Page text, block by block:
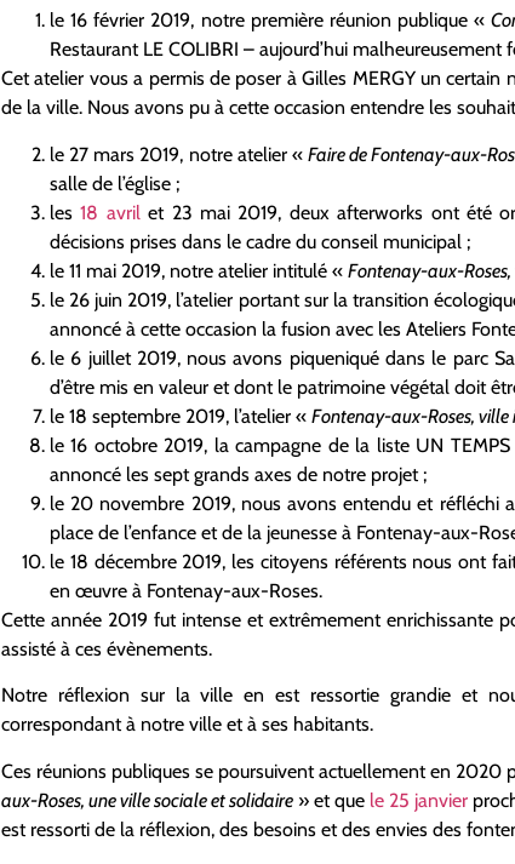
le 16 février 2019, notre première réunion publique «
Restaurant LE COLIBRI – aujourd’hui malheureusement
Cet atelier vous a permis de poser à Gilles MERGY un
de la ville. Nous avons pu à cette occasion entendre les
le 27 mars 2019, notre atelier «Faire de Fontenay-aux-
salle de l’église ;
les18 avrilet 23 mai 2019, deux afterworks ont été
décisions prises dans le cadre du conseil municipal ;
le 11 mai 2019, notre atelier intitulé « Fontenay-aux-
le 26 juin 2019, l’atelier portant sur la transition
annoncé à cette occasion la fusion avec les Ateliers
le 6 juillet 2019, nous avons piqueniqué dans le parc
d’être mis en valeur et dont le patrimoine végétal doit
le 18 septembre 2019, l’atelier « Fontenay-aux-Roses,
le 16 octobre 2019, la campagne de la liste UN
annoncé les sept grands axes de notre projet ;
le 20 novembre 2019, nous avons entendu et réfléchi
place de l’enfance et de la jeunesse à Fontenay-aux-
le 18 décembre 2019, les citoyens référents nous ont
en œuvre à Fontenay-aux-Roses.
Cette année 2019 fut intense et extrêmement enrichissante
assisté à ces évènements.
Notre réflexion sur la ville en est ressortie grandie et
correspondant à notre ville et à ses habitants.
Ces réunions publiques se poursuivent actuellement en 2020
aux-Roses, une ville sociale et solidaire » et que le 25 janvier
est ressorti de la réflexion, des besoins et des envies des